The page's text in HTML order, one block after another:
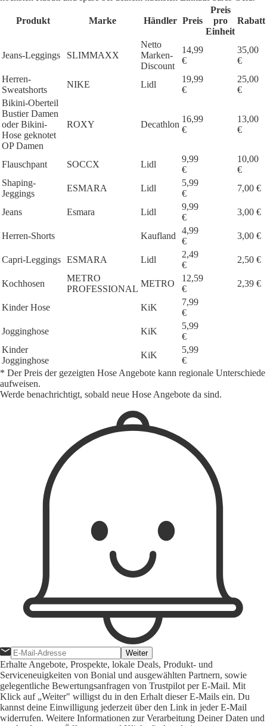
Produkt Marke Händler Preis
Preis
pro
Einheit
Rabatt
Jeans-Leggings SLIMMAXX
Netto
Marken-
Discount
14,99
€
35,00
€
Herren-
Sweatshorts
NIKE Lidl
19,99
€
25,00
€
Bikini-Oberteil
Bustier Damen
oder Bikini-
Hose geknotet
OP Damen
ROXY Decathlon
16,99
€
13,00
€
Flauschpant SOCCX Lidl
9,99
€
10,00
€
Shaping-
Jeggings
ESMARA Lidl
5,99
€
7,00 €
Jeans Esmara Lidl
9,99
€
3,00 €
Herren-Shorts Kaufland
4,99
€
3,00 €
Capri-Leggings ESMARA Lidl
2,49
€
2,50 €
Kochhosen
METRO
PROFESSIONAL
METRO
12,59
€
2,39 €
Kinder Hose KiK
7,99
€
Jogginghose
KiK
5,99
€
Kinder
Jogginghose
KiK
5,99
€
* Der Preis der gezeigten Hose Angebote kann regionale Unterschiede
aufweisen.
Werde benachrichtigt, sobald neue Hose Angebote da sind.
Weiter
Erhalte Angebote, Prospekte, lokale Deals, Produkt- und
Serviceneuigkeiten von Bonial und ausgewählten Partnern, sowie
gelegentliche Bewertungsanfragen von Trustpilot per E-Mail. Mit
Klick auf „Weiter" willigst du in den Erhalt dieser E-Mails ein. Du
kannst deine Einwilligung jederzeit über den Link in jeder E-Mail
widerrufen. Weitere Informationen zur Verarbeitung Deiner Daten und